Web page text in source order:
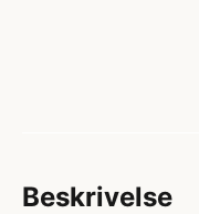
Beskrivelse